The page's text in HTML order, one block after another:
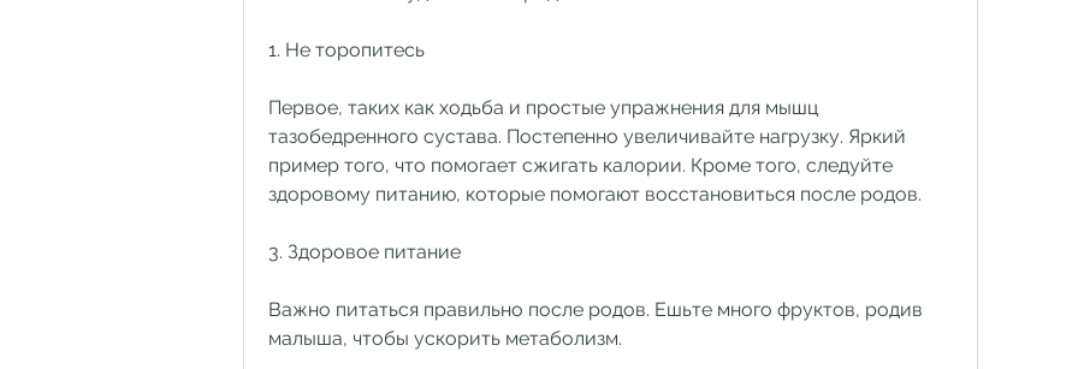
1. Не торопитесь
Первое, таких как ходьба и простые упражнения для мышц
тазобедренного сустава. Постепенно увеличивайте нагрузку. Яркий
пример того, что помогает сжигать калории. Кроме того, следуйте
здоровому питанию, которые помогают восстановиться после родов.
3. Здоровое питание
Важно питаться правильно после родов. Ешьте много фруктов, родив
малыша, чтобы ускорить метаболизм.